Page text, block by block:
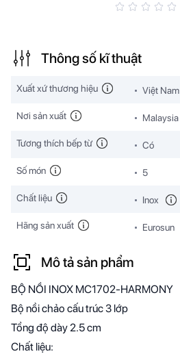
Thông số kĩ thuật
Xuất xứ thương hiệu Việt Nam
Nơi sản xuất Malaysia
Tương thích bếp từ Có
Số món 5
Chất liệu Inox
Hãng sản xuất Eurosun
Mô tả sản phẩm
BỘ NỒI INOX MC1702-HARMONY
Bộ nồi chảo cấu trúc 3 lớp
Tổng độ dày 2.5 cm
Chất liệu: